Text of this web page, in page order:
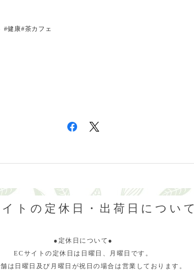
#健康#茶カフェ
トの定休日・出荷日について
●定休日について●
ECサイトの定休日は日曜日、月曜日です。
は日曜日及び月曜日が祝日の場合は営業しております。